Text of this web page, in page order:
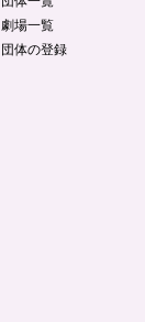
劇場一覧
団体の登録